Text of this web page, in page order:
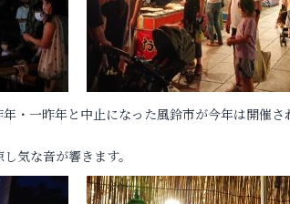
・一昨年と中止になった風鈴市が今年は開催さ
気な音が響きます。